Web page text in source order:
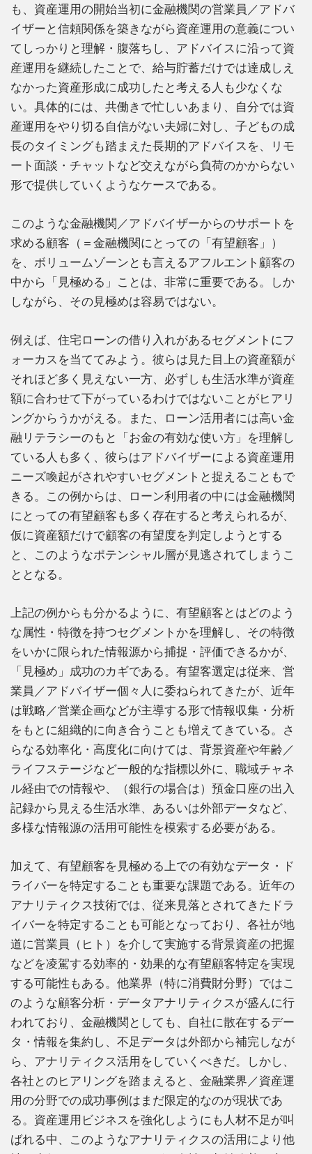
も、資産運用の開始当初に金融機関の営業員／アドバ
イザーと信頼関係を築きながら資産運用の意義につい
てしっかりと理解・腹落ちし、アドバイスに沿って資
産運用を継続したことで、給与貯蓄だけでは達成しえ
なかった資産形成に成功したと考える人も少なくな
い。具体的には、共働きで忙しいあまり、自分では資
産運用をやり切る自信がない夫婦に対し、子どもの成
長のタイミングも踏まえた長期的アドバイスを、リモ
ート面談・チャットなど交えながら負荷のかからない
形で提供していくようなケースである。
このような金融機関／アドバイザーからのサポートを
求める顧客（＝金融機関にとっての「有望顧客」）
を、ボリュームゾーンとも言えるアフルエント顧客の
中から「見極める」ことは、非常に重要である。しか
しながら、その見極めは容易ではない。
例えば、住宅ローンの借り入れがあるセグメントにフ
ォーカスを当ててみよう。彼らは見た目上の資産額が
それほど多く見えない一方、必ずしも生活水準が資産
額に合わせて下がっているわけではないことがヒアリ
ングからうかがえる。また、ローン活用者には高い金
融リテラシーのもと「お金の有効な使い方」を理解し
ている人も多く、彼らはアドバイザーによる資産運用
ニーズ喚起がされやすいセグメントと捉えることもで
きる。この例からは、ローン利用者の中には金融機関
にとっての有望顧客も多く存在すると考えられるが、
仮に資産額だけで顧客の有望度を判定しようとする
と、このようなポテンシャル層が見逃されてしまうこ
ととなる。
上記の例からも分かるように、有望顧客とはどのよう
な属性・特徴を持つセグメントかを理解し、その特徴
をいかに限られた情報源から捕捉・評価できるかが、
「見極め」成功のカギである。有望客選定は従来、営
業員／アドバイザー個々人に委ねられてきたが、近年
は戦略／営業企画などが主導する形で情報収集・分析
をもとに組織的に向き合うことも増えてきている。さ
らなる効率化・高度化に向けては、背景資産や年齢／
ライフステージなど一般的な指標以外に、職域チャネ
ル経由での情報や、（銀行の場合は）預金口座の出入
記録から見える生活水準、あるいは外部データなど、
多様な情報源の活用可能性を模索する必要がある。
加えて、有望顧客を見極める上での有効なデータ・ド
ライバーを特定することも重要な課題である。近年の
アナリティクス技術では、従来見落とされてきたドラ
イバーを特定することも可能となっており、各社が地
道に営業員（ヒト）を介して実施する背景資産の把握
などを凌駕する効率的・効果的な有望顧客特定を実現
する可能性もある。他業界（特に消費財分野）ではこ
のような顧客分析・データアナリティクスが盛んに行
われており、金融機関としても、自社に散在するデー
タ・情報を集約し、不足データは外部から補完しなが
ら、アナリティクス活用をしていくべきだ。しかし、
各社とのヒアリングを踏まえると、金融業界／資産運
用の分野での成功事例はまだ限定的なのが現状であ
る。資産運用ビジネスを強化しようにも人材不足が叫
ばれる中、このようなアナリティクスの活用により他